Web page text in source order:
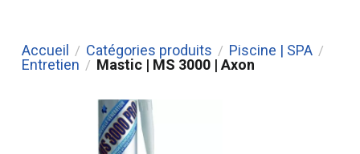
Accueil / Catégories produits / Piscine | SPA /
Entretien / Mastic | MS 3000 | Axon